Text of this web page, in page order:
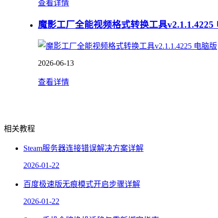
查看详情
魔影工厂全能视频格式转换工具v2.1.1.4225
2026-06-13
查看详情
相关教程
Steam服务器连接错误解决方案详解
2026-01-22
百度极速版无痕模式开启步骤详解
2026-01-22